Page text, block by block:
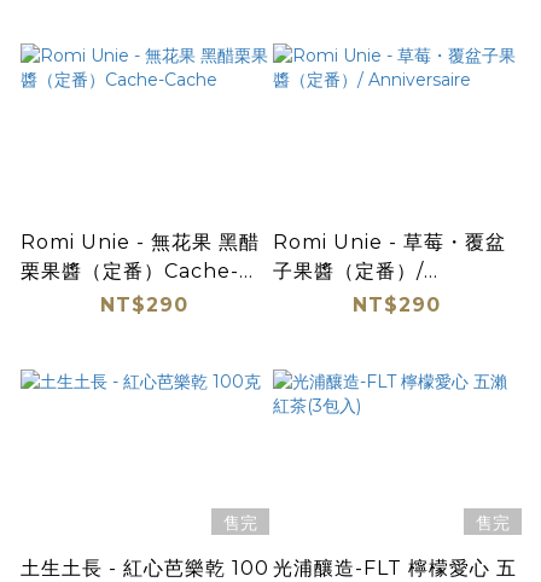
Romi Unie - 無花果 黑醋
栗果醬（定番）Cache-
NT$290
Romi Unie - 草莓・覆盆
子果醬（定番）/
Anniversaire
NT$290
售完
土生土長 - 紅心芭樂乾 100
售完
光浦釀造-FLT 檸檬愛心 五